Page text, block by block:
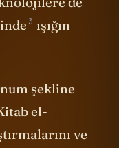
3 ışığın
şekline
el-
ve